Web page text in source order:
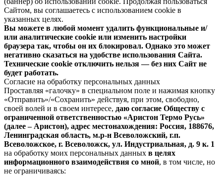
Сайтом, вы соглашаетесь с использованием cookie в
указанных целях.
Вы можете в любой момент удалить функциональные и/
или аналитические cookie или изменить настройки
браузера так, чтобы он их блокировал. Однако это может
негативно сказаться на удобстве использования Сайта.
Технические cookie отключить нельзя — без них Сайт не
будет работать.
Согласие на обработку персональных данных
Проставляя «галочку» в специальном поле и нажимая кнопку
«Отправить»/«Сохранить» действуя, при этом, свободно,
своей волей и в своем интересе, даю согласие Обществу с
ограниченной ответственностью «Аристон Термо Русь»
(далее – Аристон), адрес местонахождения: Россия, 188676,
Ленинградская область, м.р-н Всеволожский, г.п.
Всеволожское, г. Всеволожск, ул. Индустриальная, д. 9 к. 1
на обработку моих персональных данных в целях
информационного взаимодействия со мной, в том числе, но
не ограничиваясь: